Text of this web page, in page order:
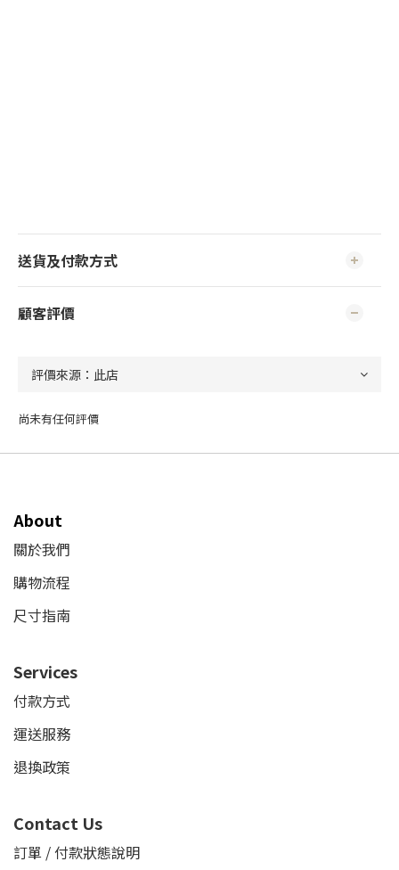
送貨及付款方式
顧客評價
尚未有任何評價
About
關於我們
購物流程
尺寸指南
Services
付款方式
運送服務
退換政策
Contact Us
訂單 / 付款狀態說明